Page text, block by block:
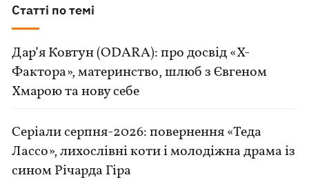
Статті по темі
Дар’я Ковтун (ODARA): про досвід «Х-
Фактора», материнство, шлюб з Євгеном
Хмарою та нову себе
Серіали серпня-2026: повернення «Теда
Лассо», лихослівні коти і молодіжна драма із
сином Річарда Гіра